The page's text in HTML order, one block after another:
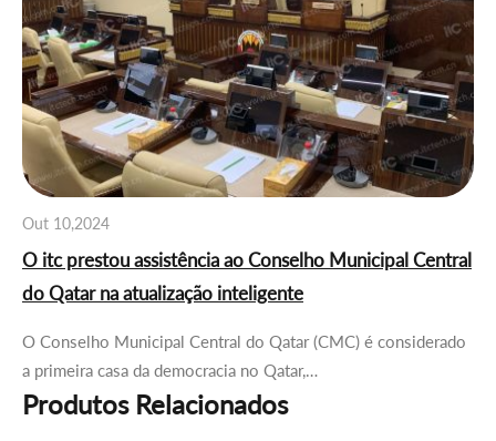
Out 10,2024
O itc prestou assistência ao Conselho Municipal Central
do Qatar na atualização inteligente
O Conselho Municipal Central do Qatar (CMC) é considerado
a primeira casa da democracia no Qatar,…
Produtos Relacionados